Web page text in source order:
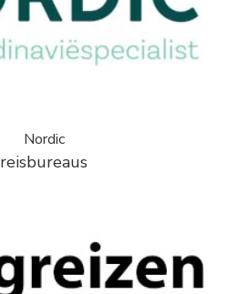
Nordic
reisbureaus